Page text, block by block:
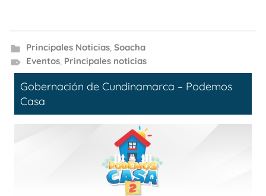
Principales Noticias, Soacha
Eventos, Principales noticias
Gobernación de Cundinamarca – Podemos
Casa